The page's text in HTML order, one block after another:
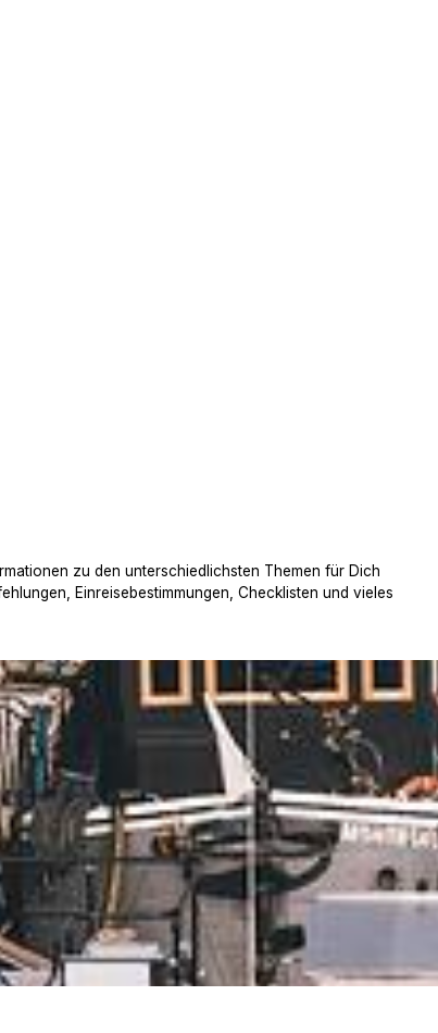
zu den unterschiedlichsten Themen für Dich
Einreisebestimmungen, Checklisten und vieles